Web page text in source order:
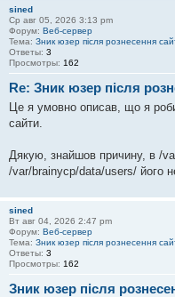
sined
Ср авг 05, 2026 3:13 pm
Форум: Веб-сервер
Тема: Зник юзер після рознесення
Ответы: 3
Просмотры: 162
Re: Зник юзер після
Це я умовно описав, що я
сайти.
Дякую, знайшов причину, в /
/var/brainycp/data/users/ його
sined
Вт авг 04, 2026 2:47 pm
Форум: Веб-сервер
Тема: Зник юзер після рознесення
Ответы: 3
Просмотры: 162
Зник юзер після